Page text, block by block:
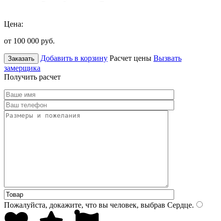
Цена:
от 100 000 руб.
Заказать Добавить в корзину Расчет цены Вызвать
замерщика
Получить расчет
Пожалуйста, докажите, что вы человек, выбрав Сердце.